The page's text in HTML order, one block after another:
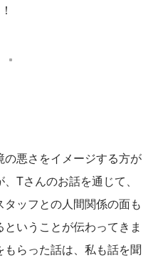
の悪さをイメージする方が
Tさんのお話を通じて、
ッフとの人間関係の面も
いうことが伝わってきま
もらった話は、私も話を聞